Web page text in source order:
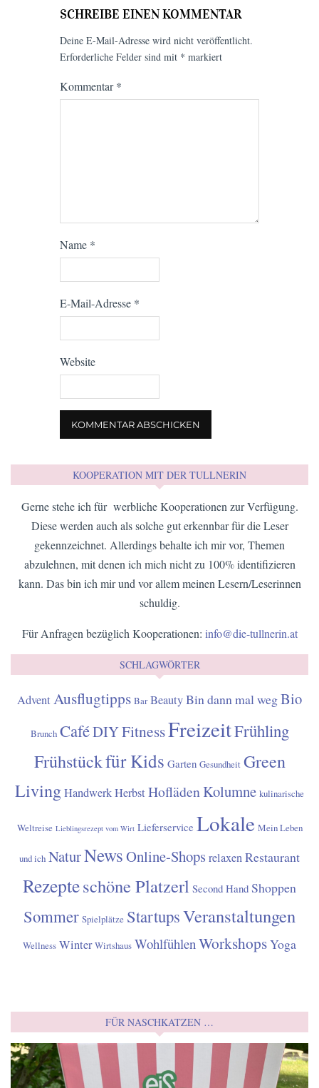
SCHREIBE EINEN KOMMENTAR
Deine E-Mail-Adresse wird nicht veröffentlicht.
Erforderliche Felder sind mit * markiert
Kommentar*
Name *
E-Mail-Adresse *
Website
KOOPERATION MIT DER TULLNERIN
Gerne stehe ich für werbliche Kooperationen zur Verfügung.
Diese werden auch als solche gut erkennbar für die Leser
gekennzeichnet. Allerdings behalte ich mir vor, Themen
abzulehnen, mit denen ich mich nicht zu 100% identifizieren
kann. Das bin ich mir und vor allem meinen Lesern/Leserinnen
schuldig.
Für Anfragen bezüglich Kooperationen: info@die-tullnerin.at
SCHLAGWÖRTER
AdventAusflugtipps Bar BeautyBin dann mal wegBio
Brunch CaféDIYFitnessFreizeitFrühling
Frühstückfür Kids Garten Gesundheit Green
LivingHandwerkHerbstHoflädenKolumne kulinarische
Weltreise Lieblingsrezept vom Wirt Lieferservice Lokale Mein Leben
und ich NaturNewsOnline-Shops relaxenRestaurant
Rezepteschöne Platzerl Second Hand Shoppen
Sommer Spielplätze StartupsVeranstaltungen
Wellness Winter Wirtshaus Wohlfühlen WorkshopsYoga
FÜR NASCHKATZEN …